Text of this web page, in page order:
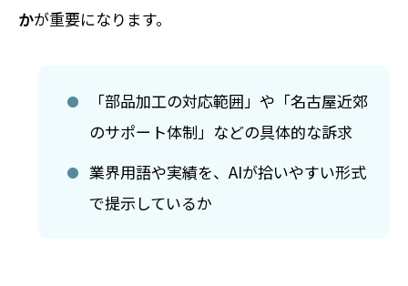
かが重要になります。
「部品加工の対応範囲」や「名古屋近郊
のサポート体制」などの具体的な訴求
業界用語や実績を、AIが拾いやすい形式
で提示しているか